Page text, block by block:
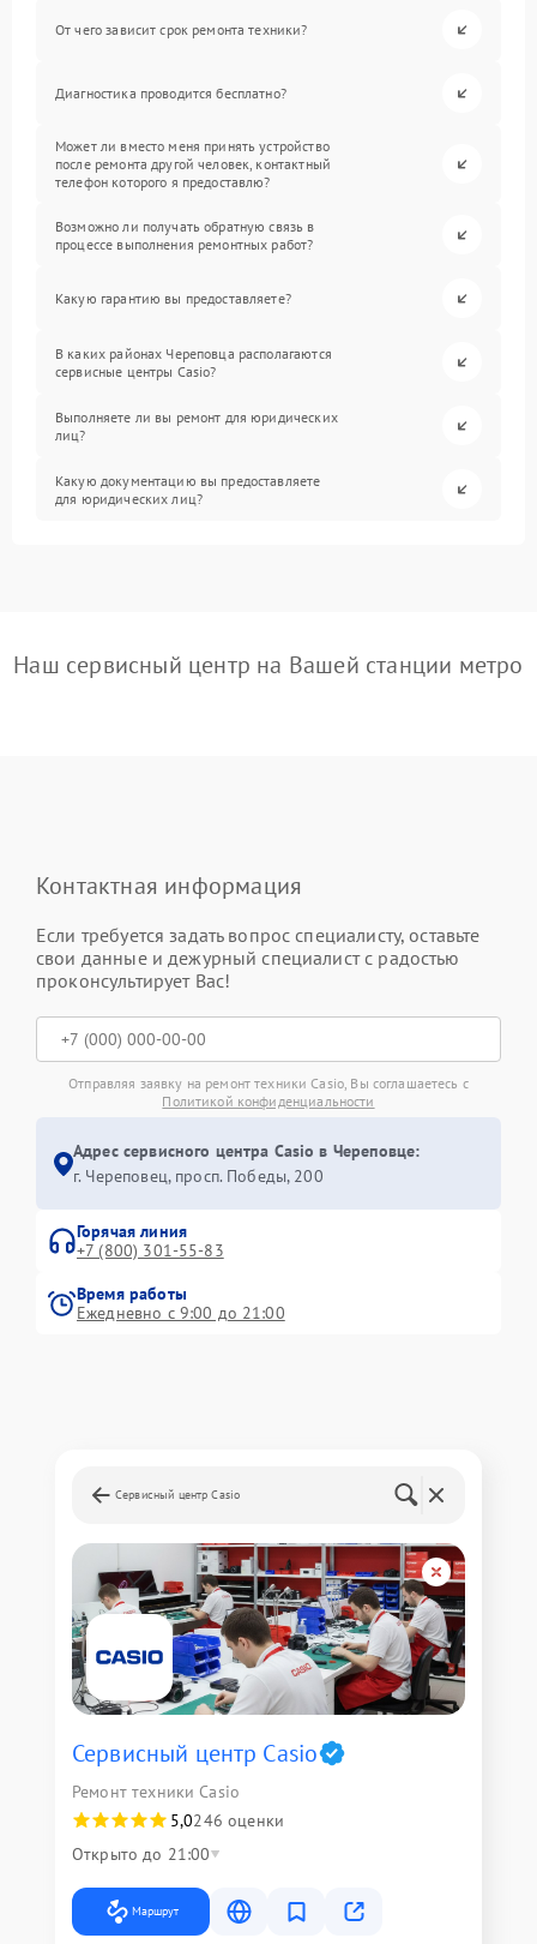
От чего зависит срок ремонта техники?
Диагностика проводится бесплатно?
Может ли вместо меня принять устройство
после ремонта другой человек, контактный
телефон которого я предоставлю?
Возможно ли получать обратную связь в
процессе выполнения ремонтных работ?
Какую гарантию вы предоставляете?
В каких районах Череповца располагаются
сервисные центры Casio?
Выполняете ли вы ремонт для юридических
лиц?
Какую документацию вы предоставляете
для юридических лиц?
Наш сервисный центр на Вашей станции метро
Контактная информация
Если требуется задать вопрос специалисту, оставьте
свои данные и дежурный специалист с радостью
проконсультирует Вас!
Отправляя заявку на ремонт техники Casio, Вы соглашаетесь с
Политикой конфиденциальности
Адрес сервисного центра Casio в Череповце:
г. Череповец, просп. Победы, 200
Горячая линия
+7 (800) 301-55-83
Время работы
Ежедневно с 9:00 до 21:00
Сервисный центр Casio
Сервисный центр Casio
Ремонт техники Casio
5,0246 оценки
Открыто до 21:00
Маршрут